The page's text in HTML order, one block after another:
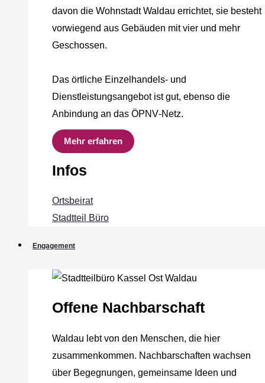
davon die Wohnstadt Waldau errichtet, sie besteht
vorwiegend aus Gebäuden mit vier und mehr
Geschossen.
Das örtliche Einzelhandels‐ und
Dienstleistungsangebot ist gut, ebenso die
Anbindung an das ÖPNV‐Netz.
Mehr erfahren
Infos
Ortsbeirat
Stadtteil Büro
Engagement
Offene Nachbarschaft
Waldau lebt von den Menschen, die hier
zusammenkommen. Nachbarschaften wachsen
über Begegnungen, gemeinsame Ideen und